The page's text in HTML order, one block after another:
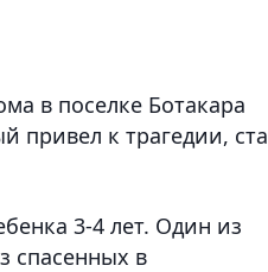
в поселке Ботакара
привел к трагедии,
3-4 лет. Один из
спасенных в